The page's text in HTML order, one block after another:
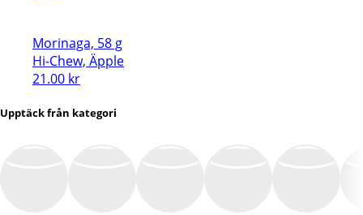
Morinaga, 58 g
Hi-Chew, Äpple
21.00 kr
Upptäck från kategori